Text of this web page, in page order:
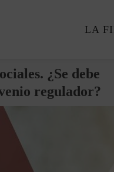
LA
¿Se debe
regulador?